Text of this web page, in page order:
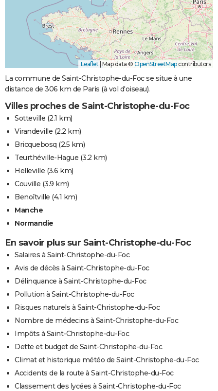
Leaflet Map data © OpenStreetMapcontributors
La commune de Saint-Christophe-du-Foc se situe à une
distance de 306 km de Paris (à vol d'oiseau).
Villes proches de Saint-Christophe-du-Foc
Sotteville (2.1 km)
Virandeville (2.2 km)
Bricquebosq (2.5 km)
Teurthéville-Hague (3.2 km)
Helleville (3.6 km)
Couville (3.9 km)
Benoîtville (4.1 km)
Manche
Normandie
En savoir plus sur Saint-Christophe-du-Foc
Salaires à Saint-Christophe-du-Foc
Avis de décès à Saint-Christophe-du-Foc
Délinquance à Saint-Christophe-du-Foc
Pollution à Saint-Christophe-du-Foc
Risques naturels à Saint-Christophe-du-Foc
Nombre de médecins à Saint-Christophe-du-Foc
Impôts à Saint-Christophe-du-Foc
Dette et budget de Saint-Christophe-du-Foc
Climat et historique météo de Saint-Christophe-du-Foc
Accidents de la route à Saint-Christophe-du-Foc
Classement des lycées à Saint-Christophe-du-Foc